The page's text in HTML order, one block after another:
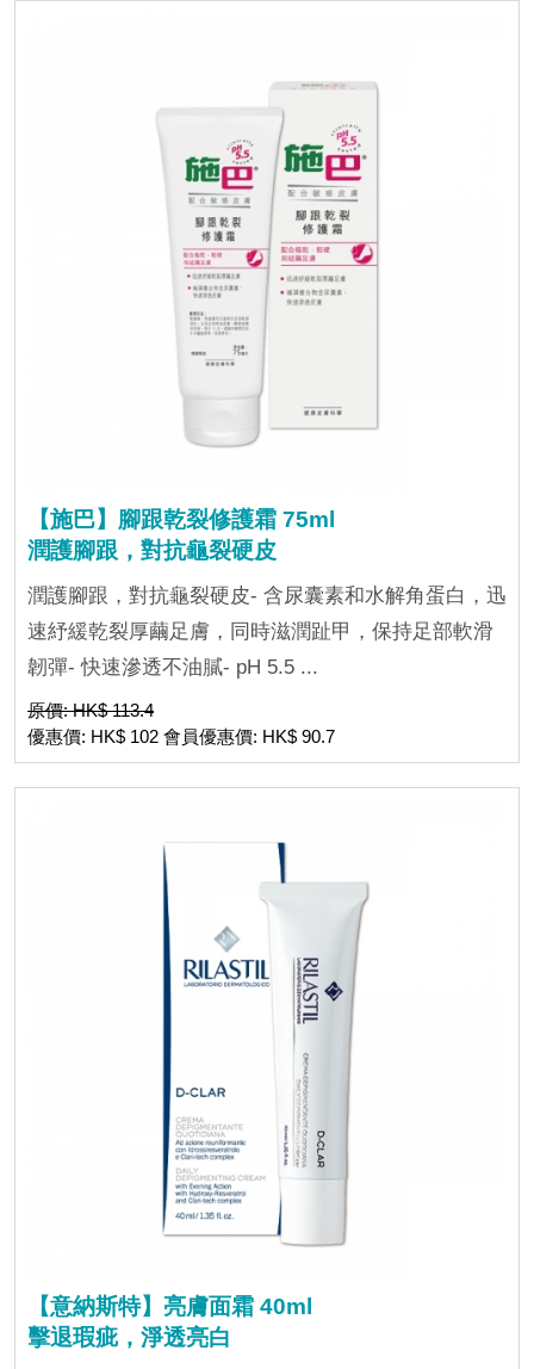
【施巴】腳跟乾裂修護霜 75ml
潤護腳跟，對抗龜裂硬皮
潤護腳跟，對抗龜裂硬皮- 含尿囊素和水解角蛋白，迅
速紓緩乾裂厚繭足膚，同時滋潤趾甲，保持足部軟滑
韌彈- 快速滲透不油膩- pH 5.5 ...
原價: HK$ 113.4
優惠價: HK$ 102 會員優惠價: HK$ 90.7
【意納斯特】亮膚面霜 40ml
擊退瑕疵，淨透亮白